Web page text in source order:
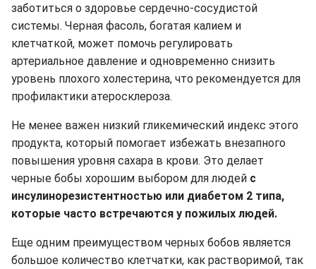
заботиться о здоровье сердечно-сосудистой
системы. Черная фасоль, богатая калием и
клетчаткой, может помочь регулировать
артериальное давление и одновременно снизить
уровень плохого холестерина, что рекомендуется для
профилактики атеросклероза.
Не менее важен низкий гликемический индекс этого
продукта, который помогает избежать внезапного
повышения уровня сахара в крови. Это делает
черные бобы хорошим выбором для людей с
инсулинорезистентностью или диабетом 2 типа,
которые часто встречаются у пожилых людей.
Еще одним преимуществом черных бобов является
большое количество клетчатки, как растворимой, так